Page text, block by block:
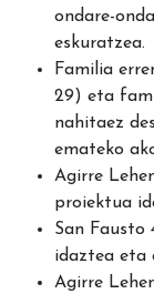
ondare-
eskuratzea.
Familia
29) eta
nahitaez
emateko
Agirre
proiektua
San Fausto
idaztea eta
Agirre